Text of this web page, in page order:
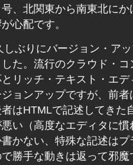
、北関東から南東北にか
心配です。
しぶりにバージョン・ア
た。流行のクラウド・コ
リッチ・テキスト・エデ
ョンアップですが、前者
はHTMLで記述してきた
い（高度なエディタに慣
かない、特殊な記述はプ
勝手な動きは返って邪魔